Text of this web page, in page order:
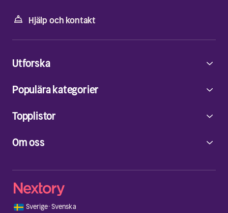
Hjälp och kontakt
Om oss
Utforska
Populära kategorier
Topplistor
🇸🇪 Sverige·Svenska